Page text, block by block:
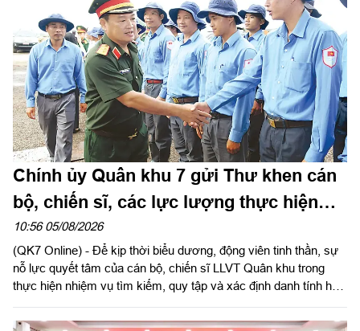
Chính ủy Quân khu 7 gửi Thư khen cán
bộ, chiến sĩ, các lực lượng thực hiện
nhiệm vụ tìm kiếm, quy tập và xác định
danh tính hài cốt liệt sĩ
10:56 05/08/2026
(QK7 Online) - Để kịp thời biểu dương, động viên tinh thần, sự
nỗ lực quyết tâm của cán bộ, chiến sĩ LLVT Quân khu trong
thực hiện nhiệm vụ tìm kiếm, quy tập và xác định danh tính hài
Đảng ủy, Chính ủy Quân khu 7 gửi Thư khen cán bộ, chiến sĩ,